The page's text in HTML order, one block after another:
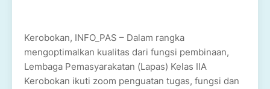
Kerobokan, INFO_PAS – Dalam rangka
mengoptimalkan kualitas dari fungsi pembinaan,
Lembaga Pemasyarakatan (Lapas) Kelas IIA
Kerobokan ikuti zoom penguatan tugas, fungsi dan